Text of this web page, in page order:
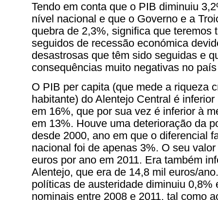
Tendo em conta que o PIB diminuiu
nível nacional e que o Governo e a
quebra de 2,3%, significa que teremos
seguidos de recessão económica
desastrosas que têm sido seguidas e
consequências muito negativas no
O PIB per capita (que mede a riqueza
habitante) do Alentejo Central é
em 16%, que por sua vez é inferior à
em 13%. Houve uma deterioração da
desde 2000, ano em que o diferencial
nacional foi de apenas 3%. O seu
euros por ano em 2011. Era também
Alentejo, que era de 14,8 mil euros/
políticas de austeridade diminuiu 0,8%
nominais entre 2008 e 2011, tal como